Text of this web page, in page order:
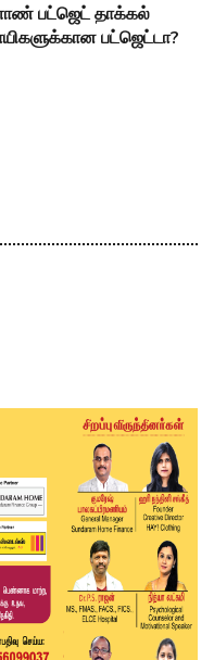
பட்ஜெட் தாக்கல்
பட்ஜெட்டா?